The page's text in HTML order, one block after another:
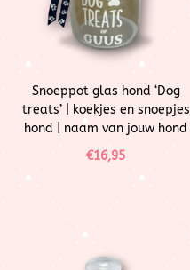
Snoeppot glas hond ‘Dog
treats’ | koekjes en snoepjes
hond | naam van jouw hond
€16,95